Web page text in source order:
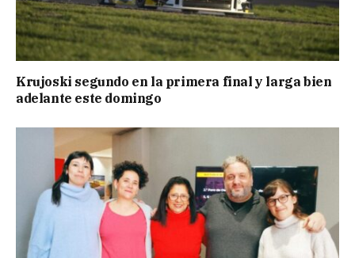
Krujoski segundo en la primera final y larga bien
adelante este domingo